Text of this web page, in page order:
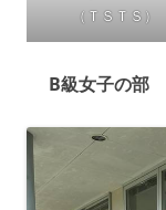
（ＴＳＴＳ）
B級女子の部